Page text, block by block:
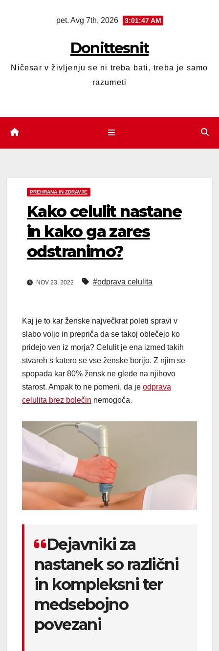
pet. Avg 7th, 2026 3:01:47 AM
Donittesnit
Ničesar v življenju se ni treba bati, treba je samo
razumeti
PREHRANA IN ZDRAVJE
Kako celulit nastane
in kako ga zares
odstranimo?
NOV 23, 2022 #odprava celulita
Kaj je to kar ženske največkrat poleti spravi v
slabo voljo in prepriča da se takoj oblečejo ko
pridejo ven iz morja? Celulit je ena izmed takih
stvareh s katero se vse ženske borijo. Z njim se
spopada kar 80% žensk ne glede na njihovo
starost. Ampak to ne pomeni, da je odprava
celulita brez bolečin nemogoča.
Dejavniki za
nastanek so različni
in kompleksni ter
medsebojno
povezani